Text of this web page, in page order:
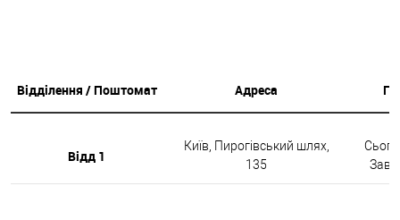
Відділення / Поштомат Адреса
Відд 1
Київ, Пирогівський шлях,
135